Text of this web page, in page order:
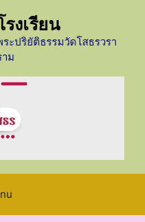
รงเรียน
ระปริยัติธรรมวัดโสธรวรา
าม